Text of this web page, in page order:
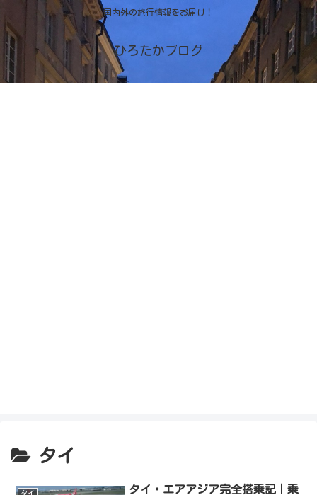
国内外の旅行情報をお届け！
ひろたかブログ
タイ
タイ
タイ・エアアジア完全搭乗記｜乗